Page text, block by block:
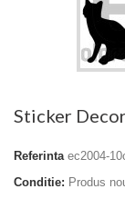
Sticker
Referinta ec2004-
Conditie: Produs